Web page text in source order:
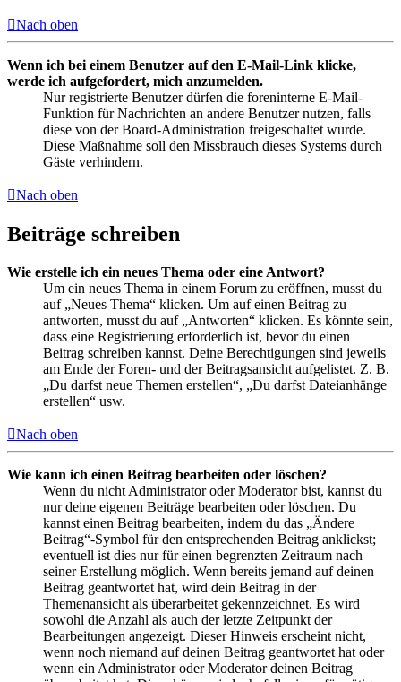
Nach oben
Wenn ich bei einem Benutzer auf den E-Mail-Link klicke,
werde ich aufgefordert, mich anzumelden.
Nur registrierte Benutzer dürfen die foreninterne E-Mail-
Funktion für Nachrichten an andere Benutzer nutzen, falls
diese von der Board-Administration freigeschaltet wurde.
Diese Maßnahme soll den Missbrauch dieses Systems durch
Gäste verhindern.
Nach oben
Beiträge schreiben
Wie erstelle ich ein neues Thema oder eine Antwort?
Um ein neues Thema in einem Forum zu eröffnen, musst du
auf „Neues Thema“ klicken. Um auf einen Beitrag zu
antworten, musst du auf „Antworten“ klicken. Es könnte sein,
dass eine Registrierung erforderlich ist, bevor du einen
Beitrag schreiben kannst. Deine Berechtigungen sind jeweils
am Ende der Foren- und der Beitragsansicht aufgelistet. Z. B.
„Du darfst neue Themen erstellen“, „Du darfst Dateianhänge
erstellen“ usw.
Nach oben
Wie kann ich einen Beitrag bearbeiten oder löschen?
Wenn du nicht Administrator oder Moderator bist, kannst du
nur deine eigenen Beiträge bearbeiten oder löschen. Du
kannst einen Beitrag bearbeiten, indem du das „Ändere
Beitrag“-Symbol für den entsprechenden Beitrag anklickst;
eventuell ist dies nur für einen begrenzten Zeitraum nach
seiner Erstellung möglich. Wenn bereits jemand auf deinen
Beitrag geantwortet hat, wird dein Beitrag in der
Themenansicht als überarbeitet gekennzeichnet. Es wird
sowohl die Anzahl als auch der letzte Zeitpunkt der
Bearbeitungen angezeigt. Dieser Hinweis erscheint nicht,
wenn noch niemand auf deinen Beitrag geantwortet hat oder
wenn ein Administrator oder Moderator deinen Beitrag